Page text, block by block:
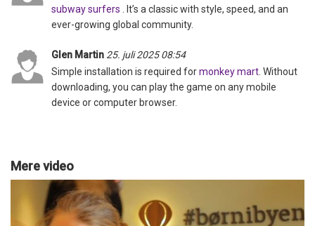
subway surfers . It’s a classic with style, speed, and an
ever-growing global community.
Glen Martin 25. juli 2025 08:54
Simple installation is required formonkey mart . Without
downloading, you can play the game on any mobile
device or computer browser.
Mere video